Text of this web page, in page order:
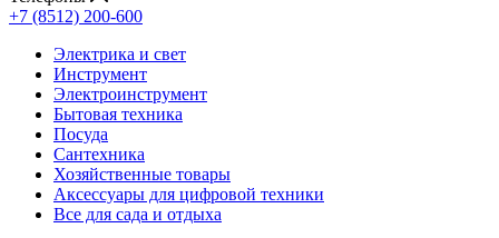
+7 (8512) 200-600
Электрика и свет
Инструмент
Электроинструмент
Бытовая техника
Посуда
Сантехника
Хозяйственные товары
Аксессуары для цифровой техники
Все для сада и отдыха